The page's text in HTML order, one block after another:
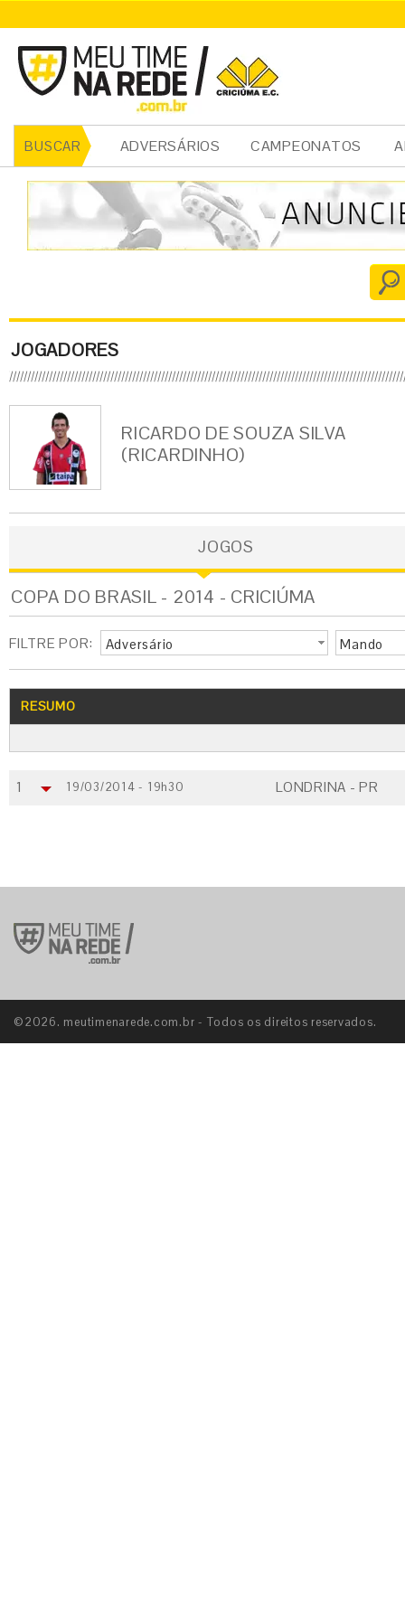
BUSCAR ADVERSÁRIOS CAMPEONATOS
JOGADORES
RICARDO DE SOUZA SILVA
(RICARDINHO)
JOGOS
COPA DO BRASIL - 2014 - CRICIÚMA
FILTRE POR: Adversário Mando
RESUMO
1 19/03/2014 - 19h30 LONDRINA - PR
©2026. meutimenarede.com.br - Todos os direitos reservados.